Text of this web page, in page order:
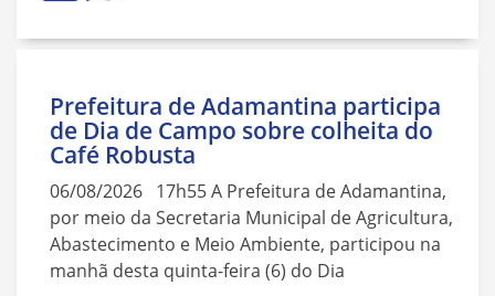
Prefeitura de Adamantina participa
de Dia de Campo sobre colheita do
Café Robusta
06/08/2026 17h55 A Prefeitura de Adamantina,
por meio da Secretaria Municipal de Agricultura,
Abastecimento e Meio Ambiente, participou na
manhã desta quinta-feira (6) do Dia